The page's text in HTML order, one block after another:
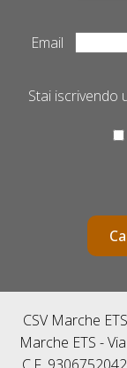
Email
Stai iscrivendo
CSV Marche
Marche ETS -